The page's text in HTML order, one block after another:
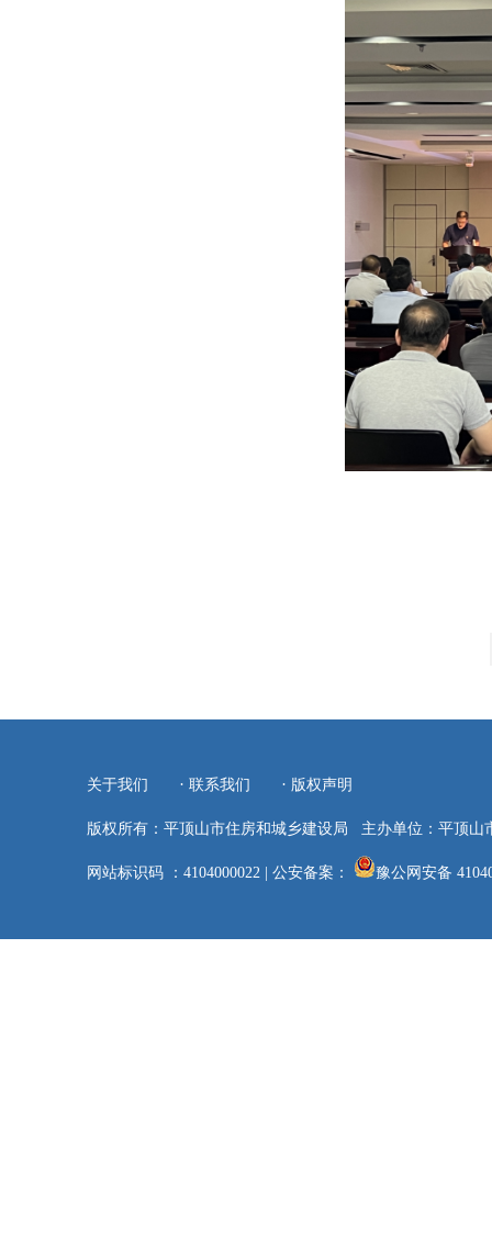
关于我们 · 联系我们 · 版权声明
版权所有：平顶山市住房和城乡建设局 主办单位：平顶山
网站标识码 ：4104000022| 公安备案： 豫公网安备